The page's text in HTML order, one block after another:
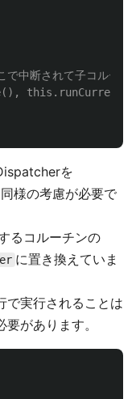
中断されて子コルーチ
this.runCurrent()
を
様の考慮が必要で
るコルーチンの
に置き換えていま
で実行されることは
があります。